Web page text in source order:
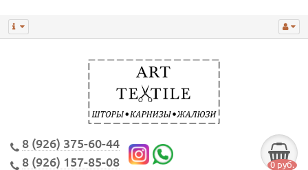
8 (926) 375-60-44
8 (926) 157-85-08
0 руб.